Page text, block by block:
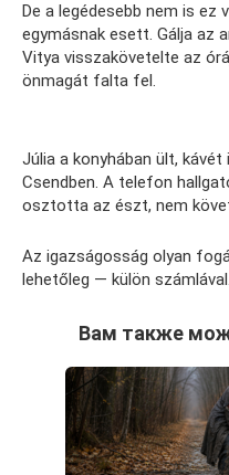
De a legédesebb nem is ez
egymásnak esett. Gálja az
Vitya visszakövetelte az
önmagát falta fel.
Júlia a konyhában ült,
Csendben. A telefon
osztotta az észt, nem
Az igazságosság olyan
lehetőleg — külön számlával.
Вам также